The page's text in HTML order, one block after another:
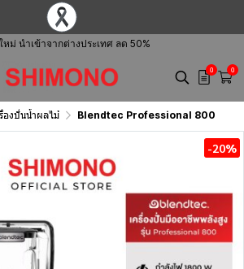
ม่ นำเข้าจากต่างประเทศ ลด 50%
0 0
องปั่นน้ำผลไม้ Blendtec Professional 800
-20%